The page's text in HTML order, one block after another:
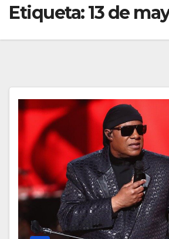
Etiqueta:13 de